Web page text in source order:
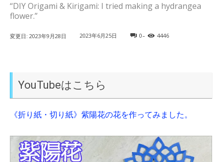
“DIY Origami & Kirigami: I tried making a hydrangea
flower.”
変更日: 2023年9月28日 2023年6月25日 0- 4446
YouTubeはこちら
《折り紙・切り紙》紫陽花の花を作ってみました。